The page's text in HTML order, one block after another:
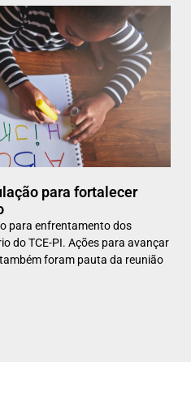
para fortalecer
para enfrentamento dos
do TCE-PI. Ações para avançar
foram pauta da reunião